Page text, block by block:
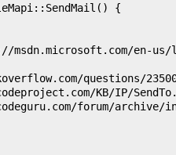
{
msdn.microsoft.com/en-
questions/
KB/IP/
forum/archive/